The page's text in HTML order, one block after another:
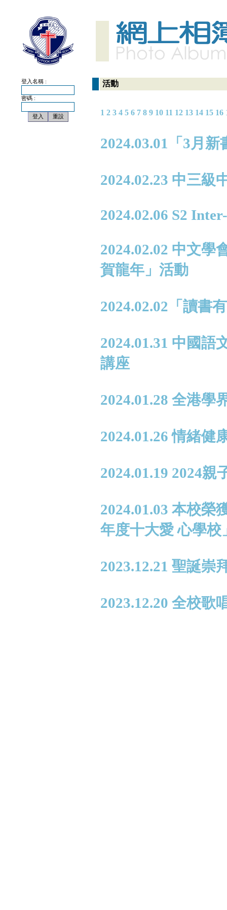
登入名稱 :
密碼 :
活動
1 2 3 4 5 6 7 8 9 10 11 12 13 14 15 16
2024.03.01「3月新
2024.02.23 中三級
2024.02.06 S2
2024.02.02 中文學
賀龍年」活動
2024.02.02「讀書
2024.01.31 中國語
講座
2024.01.28 全港學
2024.01.26 情緒健
2024.01.19 2024親
2024.01.03 本校榮
年度十大愛 心學校
2023.12.21 聖誕崇
2023.12.20 全校歌